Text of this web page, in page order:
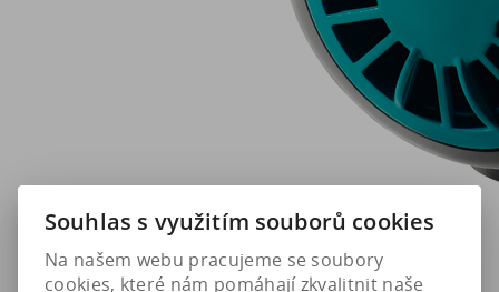
Souhlas s využitím souborů cookies
Na našem webu pracujeme se soubory
cookies, které nám pomáhají zkvalitnit naše